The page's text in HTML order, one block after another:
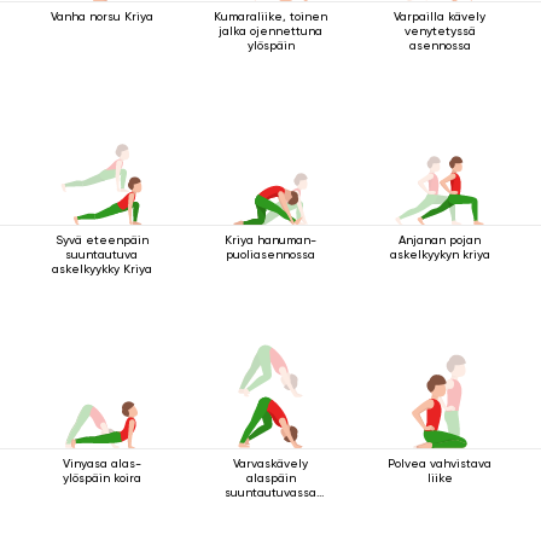
Vanha norsu Kriya
Kumaraliike, toinen
jalka ojennettuna
ylöspäin
Varpailla kävely
venytetyssä
asennossa
Syvä eteenpäin
suuntautuva
askelkyykky Kriya
Kriya hanuman-
puoliasennossa
Anjanan pojan
askelkyykyn kriya
Vinyasa alas-
ylöspäin koira
Varvaskävely
alaspäin
suuntautuvassa
Polvea vahvistava
liike